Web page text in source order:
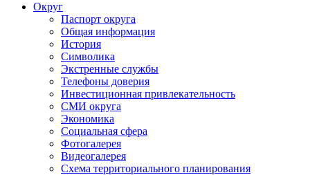
Округ
Паспорт округа
Общая информация
История
Символика
Экстренные службы
Телефоны доверия
Инвестиционная привлекательность
СМИ округа
Экономика
Социальная сфера
Фотогалерея
Видеогалерея
Схема территориального планирования